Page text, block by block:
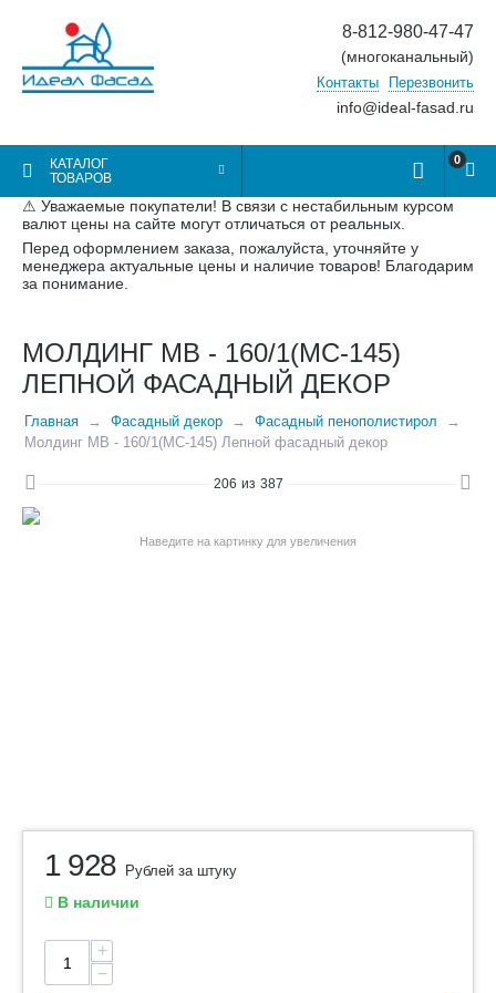
8-812-980-47-47
(многоканальный)
Контакты Перезвонить
info@ideal-fasad.ru
КАТАЛОГ
ТОВАРОВ
0
⚠ Уважаемые покупатели! В связи с нестабильным курсом
валют цены на сайте могут отличаться от реальных.
Перед оформлением заказа, пожалуйста, уточняйте у
менеджера актуальные цены и наличие товаров! Благодарим
за понимание.
МОЛДИНГ МВ - 160/1(МС-145)
ЛЕПНОЙ ФАСАДНЫЙ ДЕКОР
Главная Фасадный декор
Фасадный пенополистирол
Молдинг МВ - 160/1(МС-145) Лепной фасадный декор
206 из 387
Наведите на картинку для увеличения
1 928 Рублей за штуку
В наличии
+
−